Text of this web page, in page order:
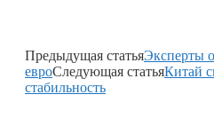
Предыдущая статьяЭксперты
евроСледующая статьяКитай
стабильность